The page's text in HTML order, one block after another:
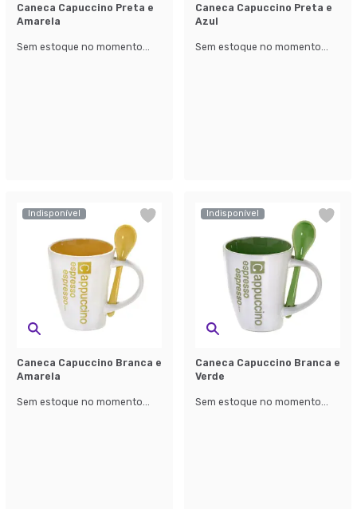
Caneca Capuccino Preta e
Amarela
Sem estoque no momento...
Caneca Capuccino Preta e
Azul
Sem estoque no momento...
Indisponível
Caneca Capuccino Branca e
Amarela
Sem estoque no momento...
Indisponível
Caneca Capuccino Branca e
Verde
Sem estoque no momento...